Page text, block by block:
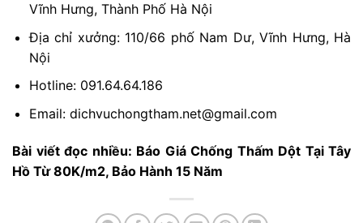
Vĩnh Hưng, Thành Phố Hà Nội
Địa chỉ xưởng: 110/66 phố Nam Dư, Vĩnh Hưng, Hà
Nội
Hotline: 091.64.64.186
Email: dichvuchongtham.net@gmail.com
Bài viết đọc nhiều: Báo Giá Chống Thấm Dột Tại Tây
Hồ Từ 80K/m2, Bảo Hành 15 Năm